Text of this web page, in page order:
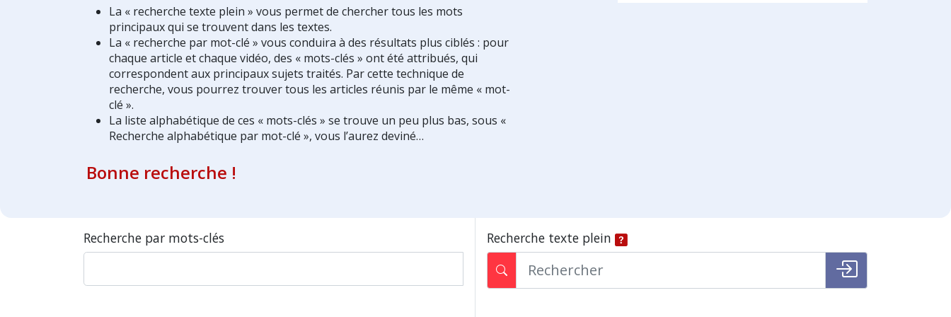
La « recherche texte plein » vous permet de chercher tous les mots
principaux qui se trouvent dans les textes.
La « recherche par mot-clé » vous conduira à des résultats plus ciblés : pour
chaque article et chaque vidéo, des « mots-clés » ont été attribués, qui
correspondent aux principaux sujets traités. Par cette technique de
recherche, vous pourrez trouver tous les articles réunis par le même « mot-
clé ».
La liste alphabétique de ces « mots-clés » se trouve un peu plus bas, sous «
Recherche alphabétique par mot-clé », vous l’aurez deviné…
Bonne recherche !
Recherche par mots-clés Recherche texte plein